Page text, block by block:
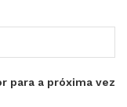
para a próxima vez